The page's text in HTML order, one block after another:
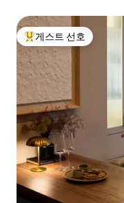
상위 게스트 선호
게스트 선호